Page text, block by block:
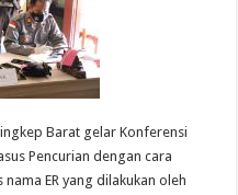
Barat gelar Konferensi
Pencurian dengan cara
ER yang dilakukan oleh